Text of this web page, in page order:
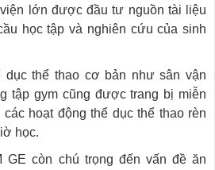
lớn được đầu tư nguồn tài liệu
học tập và nghiên cứu của sinh
dục thể thao cơ bản như sân vận
tập gym cũng được trang bị miễn
hoạt động thể dục thể thao rèn
học.
GE còn chú trọng đến vấn đề ăn